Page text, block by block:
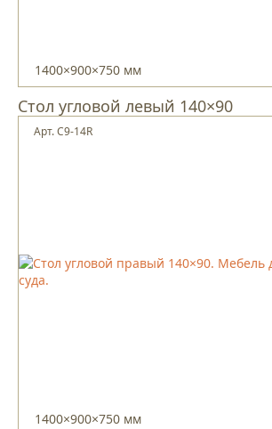
1400×900×750 мм
Стол угловой левый 140×90
1400×900×750 мм
Арт. С9-14R